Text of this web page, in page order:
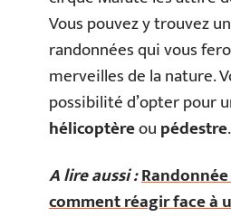
Vous pouvez y trouvez
randonnées qui vous
merveilles de la nature.
possibilité d’opter pour
hélicoptèreoupédestre.
A lire aussi :
comment réagir face à